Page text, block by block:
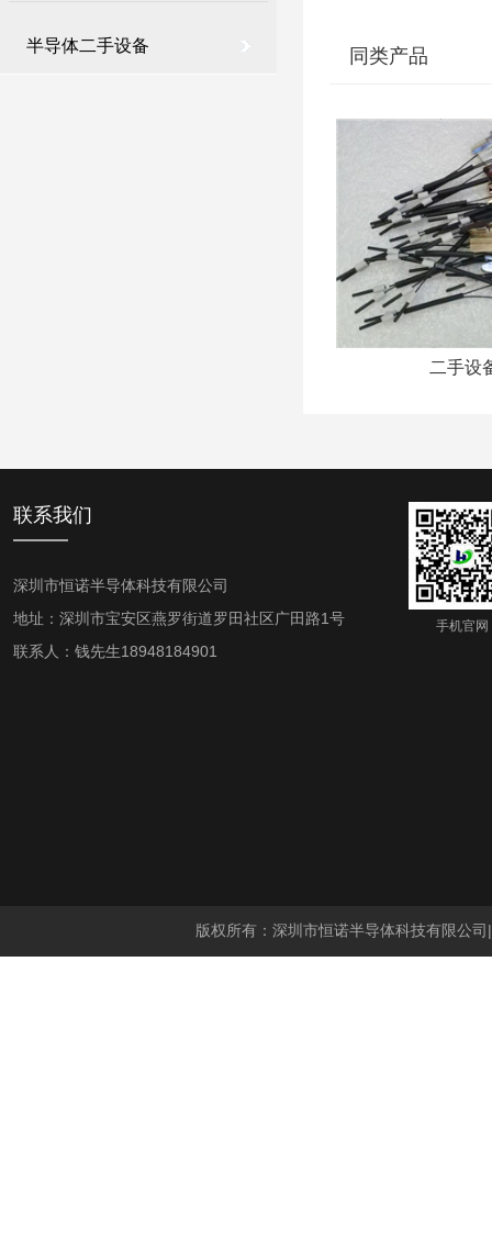
半导体二手设备 同类产品
二手设
联系我们
深圳市恒诺半导体科技有限公司
地址：深圳市宝安区燕罗街道罗田社区广田路1号
联系人：钱先生18948184901
手机官网
版权所有：深圳市恒诺半导体科技有限公